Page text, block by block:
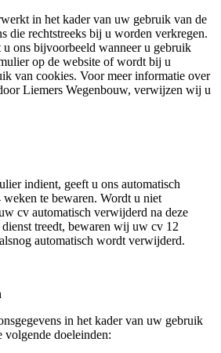
in het kader van uw gebruik van de
die rechtstreeks bij u worden verkregen.
ons bijvoorbeeld wanneer u gebruik
op de website of wordt bij u
van cookies. Voor meer informatie over
Liemers Wegenbouw, verwijzen wij u
indient, geeft u ons automatisch
te bewaren. Wordt u niet
cv automatisch verwijderd na deze
treedt, bewaren wij uw cv 12
automatisch wordt verwijderd.
in het kader van uw gebruik
volgende doeleinden: